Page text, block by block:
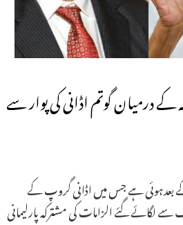
درمیان گوتم اڈانی کی پوار سے
بعدہوئی ہے جس میں اڈانی گروپ کے
لگائے گئے الزامات کی مشترکہ پارلیمانی